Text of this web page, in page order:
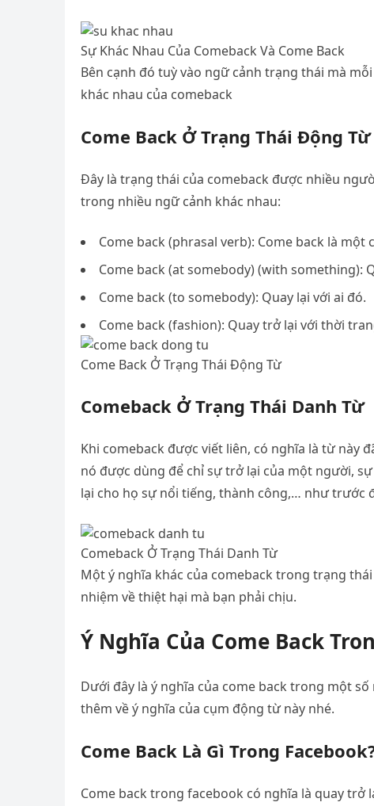
Sự Khác Nhau Của Comeback Và Come Back
Bên cạnh đó tuỳ vào ngữ cảnh trạng thái mà
khác nhau của comeback
Come Back Ở Trạng Thái Động Từ
Đây là trạng thái của comeback được nhiều
trong nhiều ngữ cảnh khác nhau:
Come back (phrasal verb): Come back là một
Come back (at somebody) (with something):
Come back (to somebody): Quay lại với ai đó.
Come back (fashion): Quay trở lại với thời
Come Back Ở Trạng Thái Động Từ
Comeback Ở Trạng Thái Danh Từ
Khi comeback được viết liên, có nghĩa là từ này
nó được dùng để chỉ sự trở lại của một người,
lại cho họ sự nổi tiếng, thành công,… như trước
Comeback Ở Trạng Thái Danh Từ
Một ý nghĩa khác của comeback trong trạng
nhiệm về thiệt hại mà bạn phải chịu.
Ý Nghĩa Của Come Back
Dưới đây là ý nghĩa của come back trong một
thêm về ý nghĩa của cụm động từ này nhé.
Come Back Là Gì Trong
Come back trong facebook có nghĩa là quay trở